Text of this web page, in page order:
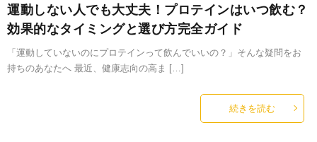
運動しない人でも大丈夫！プロテインはいつ飲む？
効果的なタイミングと選び方完全ガイド
「運動していないのにプロテインって飲んでいいの？」そんな疑問をお
持ちのあなたへ 最近、健康志向の高ま […]
続きを読む